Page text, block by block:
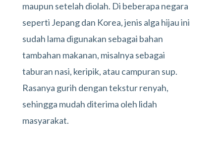
maupun setelah diolah. Di beberapa negara
seperti Jepang dan Korea, jenis alga hijau ini
sudah lama digunakan sebagai bahan
tambahan makanan, misalnya sebagai
taburan nasi, keripik, atau campuran sup.
Rasanya gurih dengan tekstur renyah,
sehingga mudah diterima oleh lidah
masyarakat.